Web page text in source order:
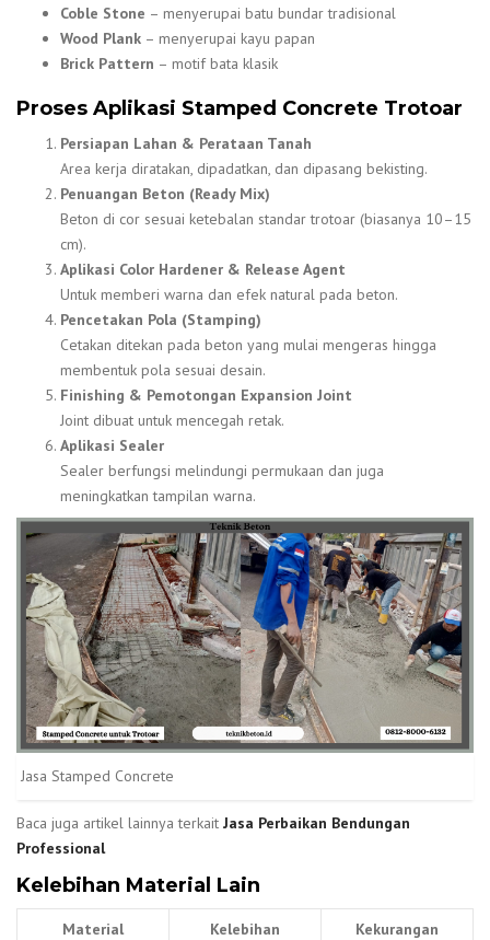
Coble Stone – menyerupai batu bundar tradisional
Wood Plank – menyerupai kayu papan
Brick Pattern – motif bata klasik
Proses Aplikasi Stamped Concrete Trotoar
Persiapan Lahan & Perataan Tanah
Area kerja diratakan, dipadatkan, dan dipasang bekisting.
Penuangan Beton (Ready Mix)
Beton di cor sesuai ketebalan standar trotoar (biasanya 10–15
cm).
Aplikasi Color Hardener & Release Agent
Untuk memberi warna dan efek natural pada beton.
Pencetakan Pola (Stamping)
Cetakan ditekan pada beton yang mulai mengeras hingga
membentuk pola sesuai desain.
Finishing & Pemotongan Expansion Joint
Joint dibuat untuk mencegah retak.
Aplikasi Sealer
Sealer berfungsi melindungi permukaan dan juga
meningkatkan tampilan warna.
Jasa Stamped Concrete
Baca juga artikel lainnya terkait Jasa Perbaikan Bendungan
Professional
Kelebihan Material Lain
Material Kelebihan Kekurangan